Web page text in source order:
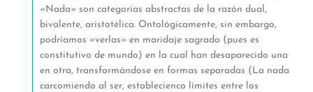
«Nada» son categorías abstractas de la razón dual,
bivalente, aristotélica. Ontológicamente, sin embargo,
podríamos «verlas» en maridaje sagrado (pues es
constitutivo de mundo) en la cual han desaparecido una
en otra, transformándose en formas separadas (La nada
carcomiendo al ser, establecienco límites entre los